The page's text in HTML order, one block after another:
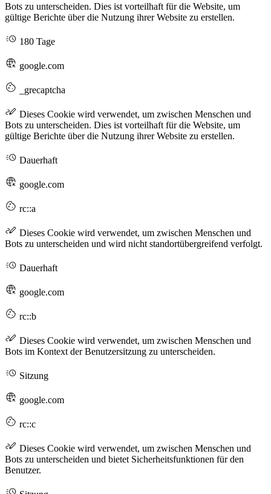
Bots zu unterscheiden. Dies ist vorteilhaft für die Website, um
gültige Berichte über die Nutzung ihrer Website zu erstellen.
180 Tage
google.com
_grecaptcha
Dieses Cookie wird verwendet, um zwischen Menschen und
Bots zu unterscheiden. Dies ist vorteilhaft für die Website, um
gültige Berichte über die Nutzung ihrer Website zu erstellen.
Dauerhaft
google.com
rc::a
Dieses Cookie wird verwendet, um zwischen Menschen und
Bots zu unterscheiden und wird nicht standortübergreifend verfolgt.
Dauerhaft
google.com
rc::b
Dieses Cookie wird verwendet, um zwischen Menschen und
Bots im Kontext der Benutzersitzung zu unterscheiden.
Sitzung
google.com
rc::c
Dieses Cookie wird verwendet, um zwischen Menschen und
Bots zu unterscheiden und bietet Sicherheitsfunktionen für den
Benutzer.